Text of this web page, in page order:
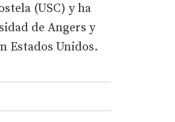
(USC) y ha
de Angers y
Estados Unidos.